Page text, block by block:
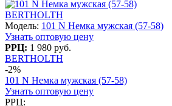
BERTHOLTH
Модель: 101 N Немка мужская (57-58)
Узнать оптовую цену
РРЦ: 1 980 руб.
BERTHOLTH
-2%
101 N Немка мужская (57-58)
Узнать оптовую цену
РРЦ: